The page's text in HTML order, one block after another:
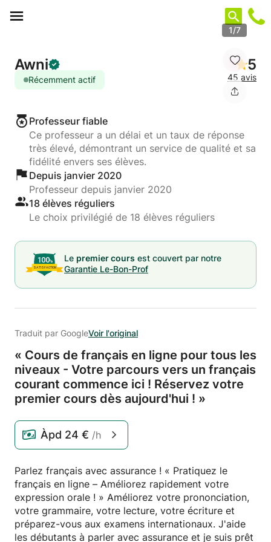
1/7
Awni
Récemment actif
5
45 avis
Professeur fiable
Ce professeur a un délai et un taux de réponse
très élevé, démontrant un service de qualité et sa
fidélité envers ses élèves.
Depuis janvier 2020
Professeur depuis janvier 2020
18 élèves réguliers
Le choix privilégié de 18 élèves réguliers
Le premier cours est couvert par notre
Garantie Le-Bon-Prof
Traduit par GoogleVoir l'original
« Cours de français en ligne pour tous les
niveaux - Votre parcours vers un français
courant commence ici ! Réservez votre
premier cours dès aujourd'hui ! »
Àpd 24 € /h
Parlez français avec assurance ! « Pratiquez le
français en ligne – Améliorez rapidement votre
expression orale ! » Améliorez votre prononciation,
votre grammaire, votre lecture, votre écriture et
préparez-vous aux examens internationaux. J'aide
les débutants à parler avec assurance et je suis prêt